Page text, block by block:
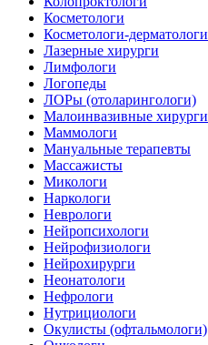
Косметологи
Косметологи-дерматологи
Лазерные хирурги
Лимфологи
Логопеды
ЛОРы (отоларингологи)
Малоинвазивные хирурги
Маммологи
Мануальные терапевты
Массажисты
Микологи
Наркологи
Неврологи
Нейропсихологи
Нейрофизиологи
Нейрохирурги
Неонатологи
Нефрологи
Нутрициологи
Окулисты (офтальмологи)